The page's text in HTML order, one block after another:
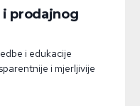
prodajnog
i edukacije
i mjerljivije